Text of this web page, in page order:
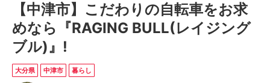
【中津市】こだわりの自転車をお求
めなら『RAGING BULL(レイジング
ブル)』!
大分県 中津市 暮らし